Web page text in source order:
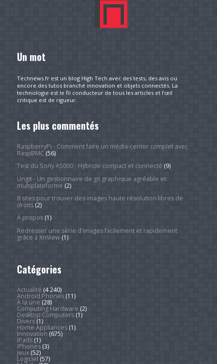
Un mot
Technews.fr est un blog High Tech avec des tests, des avis ou
encore des tutos branché innovation et objets connectés. La
technologie est le fil conducteur de tous les articles et l’œil
critique est de rigueur.
Les plus commentés
RaspberryPi - Comment faire un média-center complet avec
RaspBMC(56)
Test du Sony A5000 - Hybride compact et connecté (9)
Ungit - Un gestionnaire de git graphique agréable et
multiplateforme (2)
8 sites pour trouver des images haute résolution libres de
droits(2)
À propos(1)
Redresser une série d'images facilement et rapidement
grâce à XnView(1)
Catégories
Actualité (4 240)
Android Phones(11)
À la une (28)
Computing Hardware (2)
Desktop Computers(1)
Divers(1)
Home Appliances(1)
Innovation (675)
iPads(1)
iPhones(3)
Jeux(52)
Logiciel (57)